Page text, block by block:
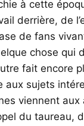
à cette
derrière, de
de fans
chose qui
fait encore
aux sujets
viennent aux
du taureau,